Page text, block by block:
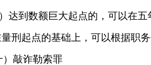
）达到数额巨大起点的，可以在
刑起点的基础上，可以根据职
）敲诈勒索罪